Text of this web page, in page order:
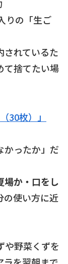
りの「生ご
されているた
て捨てたい場
30枚）」
かったか」だ
場か・口をし
の使い方に近
や野菜くずを